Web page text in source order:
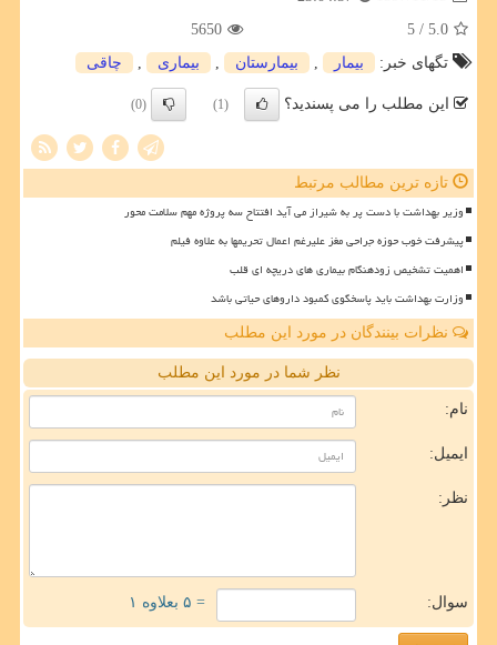
5.0
/ 5
5650
تگهای خبر:
بیمار بیمارستان بیماری چاقی
این مطلب را می پسندید؟ (1)
(0)
تازه ترین مطالب مرتبط
وزیر بهداشت با دست پر به شیراز می آید افتتاح سه پروژه مهم سلامت محور
پیشرفت خوب حوزه جراحی مغز علیرغم اعمال تحریمها به علاوه فیلم
اهمیت تشخیص زودهنگام بیماری های دریچه ای قلب
وزارت بهداشت باید پاسخگوی کمبود داروهای حیاتی باشد
نظرات بینندگان در مورد این مطلب
نظر شما در مورد این مطلب
نام:
ایمیل:
نظر:
سوال: = ۵ بعلاوه ۱